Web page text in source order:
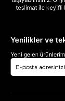
teslimat ile keyifli
Yenilikler ve
Yeni gelen